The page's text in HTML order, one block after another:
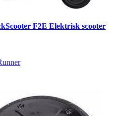
F2E Elektrisk scooter